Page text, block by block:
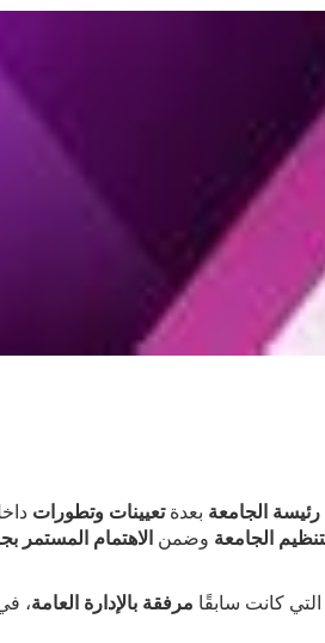
رئيسة الجامعة بعدةتعيينات وتطورات
الجامعة وضمن الاهتمام المستمر
التي كانت سابقًا مرفقة بالإدارة العامة،